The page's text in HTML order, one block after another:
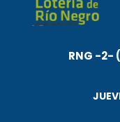
RNG -2-